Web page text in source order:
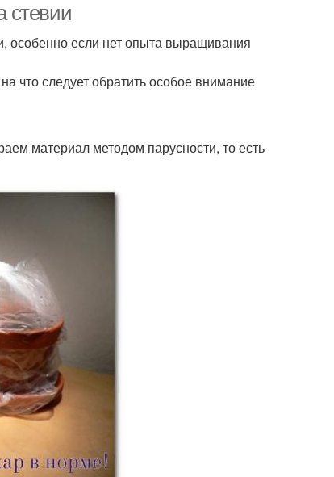
стевии
особенно если нет опыта выращивания
что следует обратить особое внимание
материал методом парусности, то есть